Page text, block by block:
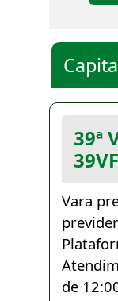
39ª
Vara
de